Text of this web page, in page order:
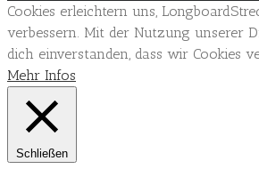
Cookies erleichtern uns,
verbessern. Mit der Nutzung unserer
dich einverstanden, dass wir Cookies
Mehr Infos
Schließen